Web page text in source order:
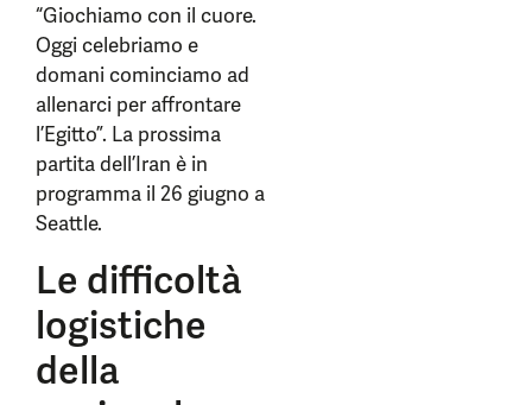
“Giochiamo con il cuore.
Oggi celebriamo e
domani cominciamo ad
allenarci per affrontare
l’Egitto”. La prossima
partita dell’Iran è in
programma il 26 giugno a
Seattle.
Le difficoltà
logistiche
della